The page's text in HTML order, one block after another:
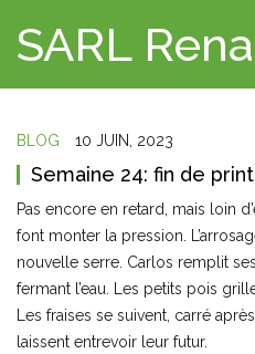
SARL
BLOG 10 JUIN, 2023
Semaine 24: fin de
Pas encore en retard, mais loin
font monter la pression.
nouvelle serre. Carlos remplit
fermant l’eau. Les petits pois
Les fraises se suivent, carré
laissent entrevoir leur futur.